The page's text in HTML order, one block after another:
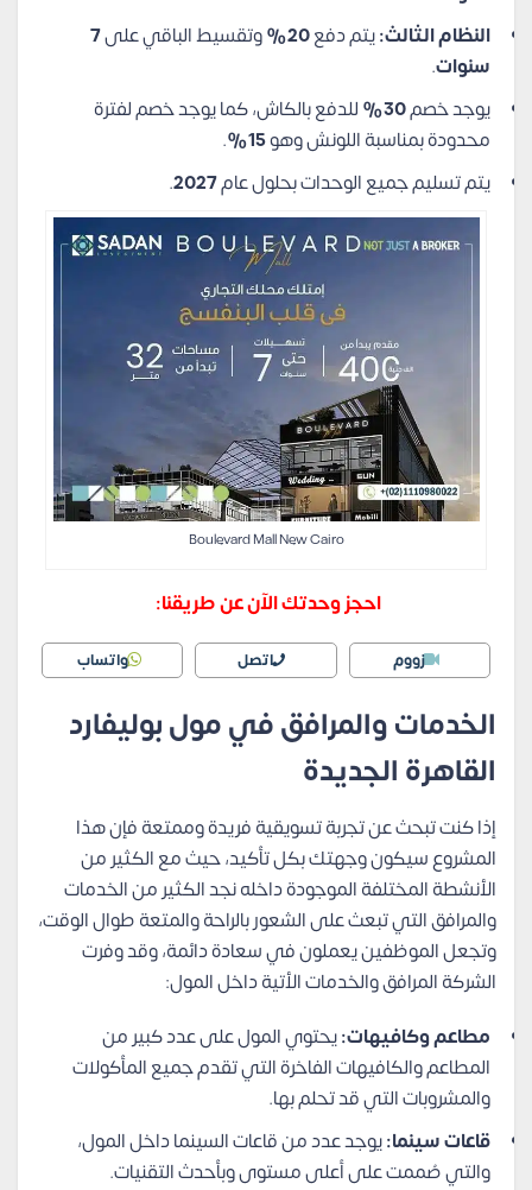
النظام الثالث:يتم دفع20% وتقسيط الباقي على7
سنوات.
يوجد خصم
للدفع بالكاش، كما يوجد خصم لفترة
محدودة بمناسبة اللونش وهو
.
يتم تسليم جميع الوحدات بحلول عام2027
.
Boulevard Mall New Cairo
احجز وحدتك الآن عن طريقنا:
زووم اتصل واتساب
الخدمات والمرافق في مول بوليفارد
القاهرة الجديدة
إذا كنت تبحث عن تجربة تسويقية فريدة وممتعة فإن هذا
المشروع سيكون وجهتك بكل تأكيد، حيث مع الكثير من
الأنشطة المختلفة الموجودة داخله نجد الكثير من الخدمات
والمرافق التي تبعث على الشعور بالراحة والمتعة طوال الوقت،
وتجعل الموظفين يعملون في سعادة دائمة، وقد وفرت
الشركة المرافق والخدمات الأتية داخل المول:
مطاعم وكافيهات:يحتوي المول على عدد كبير من
المطاعم والكافيهات الفاخرة التي تقدم جميع المأكولات
والمشروبات التي قد تحلم بها.
قاعات سينما:يوجد عدد من قاعات السينما داخل المول،
والتي صُممت على أعلى مستوى وبأحدث التقنيات.